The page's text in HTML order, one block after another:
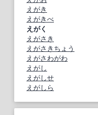
えがき
えがきべ
えがく
えがさき
えがさきちょう
えがさわがわ
えがし
えがしせ
えがしら